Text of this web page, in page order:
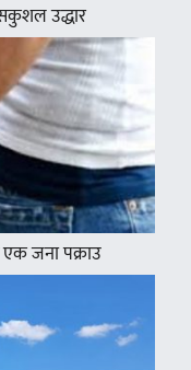
उद्धार
एक जना पक्राउ